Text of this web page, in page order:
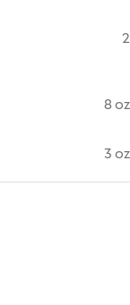
2
8 oz
3 oz